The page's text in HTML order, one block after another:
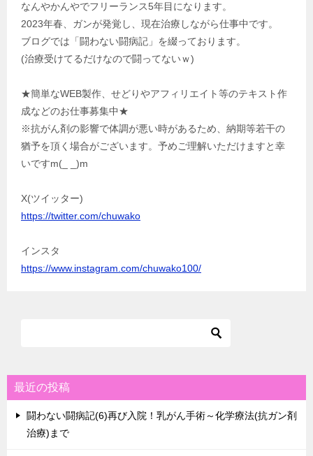
なんやかんやでフリーランス5年目になります。
2023年春、ガンが発覚し、現在治療しながら仕事中です。
ブログでは「闘わない闘病記」を綴っております。
(治療受けてるだけなので闘ってないｗ)
★簡単なWEB製作、せどりやアフィリエイト等のテキスト作
成などのお仕事募集中★
※抗がん剤の影響で体調が悪い時があるため、納期等若干の
猶予を頂く場合がございます。予めご理解いただけますと幸
いですm(_ _)m
X(ツイッター)
https://twitter.com/chuwako
インスタ
https://www.instagram.com/chuwako100/
最近の投稿
闘わない闘病記(6)再び入院！乳がん手術～化学療法(抗ガン剤
治療)まで